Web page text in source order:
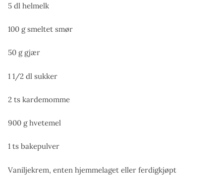
5 dl helmelk
100 g smeltet smør
50 g gjær
1 1/2 dl sukker
2 ts kardemomme
900 g hvetemel
1 ts bakepulver
Vaniljekrem, enten hjemmelaget eller ferdigkjøpt